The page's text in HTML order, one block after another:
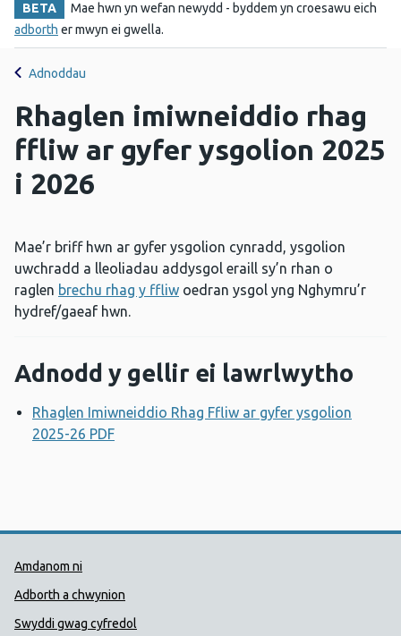
BETA
Mae hwn yn wefan newydd - byddem yn croesawu eich
adborth er mwyn ei gwella.
Adnoddau
Rhaglen imiwneiddio rhag
ffliw ar gyfer ysgolion 2025
i 2026
Mae’r briff hwn ar gyfer ysgolion cynradd, ysgolion
uwchradd a lleoliadau addysgol eraill sy’n rhan o
raglen brechu rhag y ffliw oedran ysgol yng Nghymru’r
hydref/gaeaf hwn.
Adnodd y gellir ei lawrlwytho
Rhaglen Imiwneiddio Rhag Ffliw ar gyfer ysgolion
2025-26 PDF
Dolenni Cymorth Iechyd
Amdanom ni
Adborth a chwynion
Swyddi gwag cyfredol